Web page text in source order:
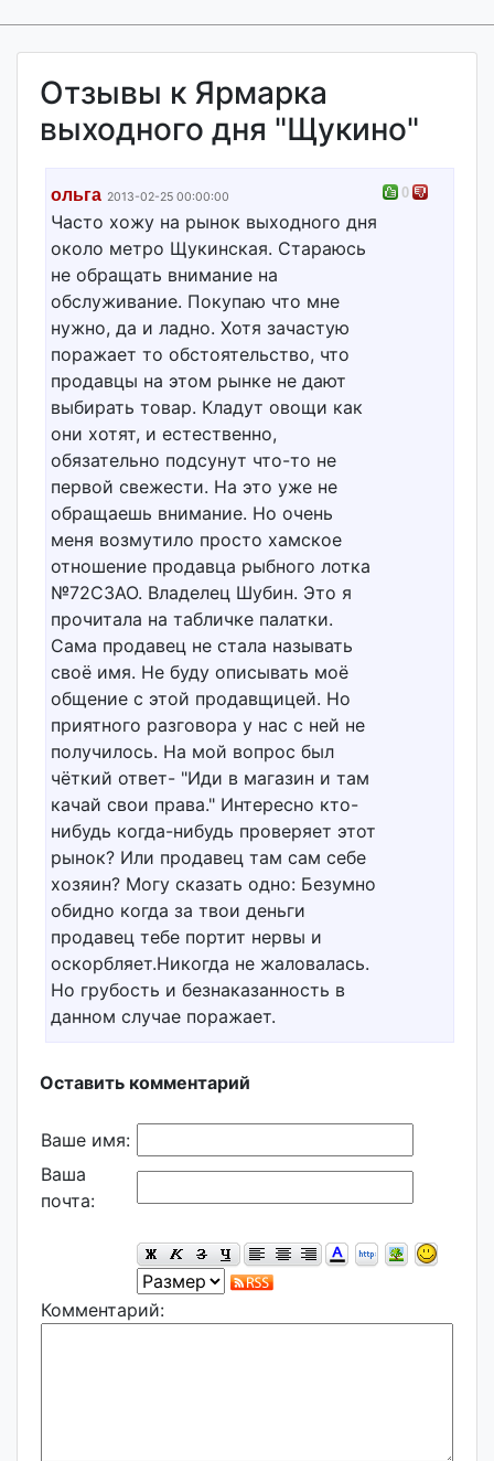
Отзывы к Ярмарка
выходного дня "Щукино"
ольга 2013-02-25 00:00:00
Часто хожу на рынок выходного дня
около метро Щукинская. Стараюсь
не обращать внимание на
обслуживание. Покупаю что мне
нужно, да и ладно. Хотя зачастую
поражает то обстоятельство, что
продавцы на этом рынке не дают
выбирать товар. Кладут овощи как
они хотят, и естественно,
обязательно подсунут что-то не
первой свежести. На это уже не
обращаешь внимание. Но очень
меня возмутило просто хамское
отношение продавца рыбного лотка
№72СЗАО. Владелец Шубин. Это я
прочитала на табличке палатки.
Сама продавец не стала называть
своё имя. Не буду описывать моё
общение с этой продавщицей. Но
приятного разговора у нас с ней не
получилось. На мой вопрос был
чёткий ответ- "Иди в магазин и там
качай свои права." Интересно кто-
нибудь когда-нибудь проверяет этот
рынок? Или продавец там сам себе
хозяин? Могу сказать одно: Безумно
обидно когда за твои деньги
продавец тебе портит нервы и
оскорбляет.Никогда не жаловалась.
Но грубость и безнаказанность в
данном случае поражает.
0
Оставить комментарий
Ваше имя:
Ваша
почта:
Комментарий: